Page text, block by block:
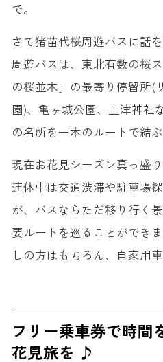
で。
さて猪苗代桜周遊バスに話
周遊バスは、東北有数の桜
の桜並木」の最寄り停留所(
園)、亀ヶ城公園、土津神社
の名所を一本のルートで結
現在お花見シーズン真っ盛
連休中は交通渋滞や駐車場
が、バスならただ移り行く
要ルートを巡ることができ
しの方はもちろん、自家用
フリー乗車券で時間
花見旅を ♪